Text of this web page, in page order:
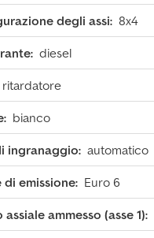
degli assi: 8x4
diesel
ritardatore
bianco
ingranaggio: automatico
di emissione: Euro 6
ammesso (asse 1):